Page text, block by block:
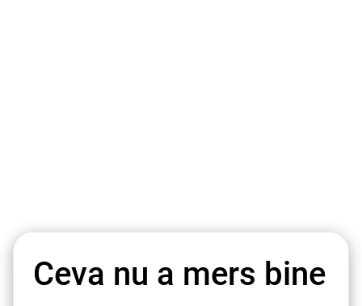
Ceva nu a mers bine